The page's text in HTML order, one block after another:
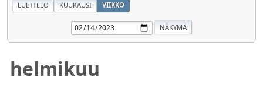
LUETTELO KUUKAUSI VIIKKO
helmikuu